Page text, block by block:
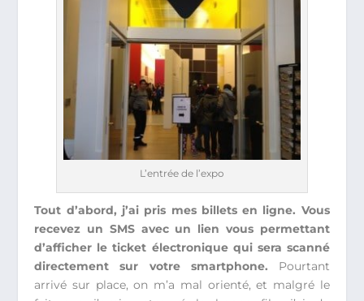
L’entrée de l’expo
Tout d’abord, j’ai pris mes billets en ligne. Vous
recevez un SMS avec un lien vous permettant
d’afficher le ticket électronique qui sera scanné
directement sur votre smartphone. Pourtant
arrivé sur place, on m’a mal orienté, et malgré le